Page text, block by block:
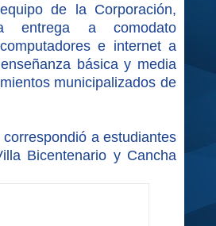
de la Corporación,
entrega a comodato
e internet a
básica y media
municipalizados de
a estudiantes
Bicentenario y Cancha